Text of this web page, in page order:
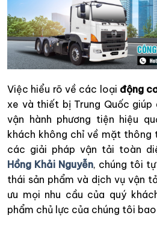
Việc hiểu rõ về các loại động
xe và thiết bị Trung Quốc giúp
vận hành phương tiện hiệu
khách không chỉ về mặt
các giải pháp vận tải toàn
Hồng Khải Nguyễn, chúng tôi
thái sản phẩm và dịch vụ vận
ưu mọi nhu cầu của quý
phẩm chủ lực của chúng tôi